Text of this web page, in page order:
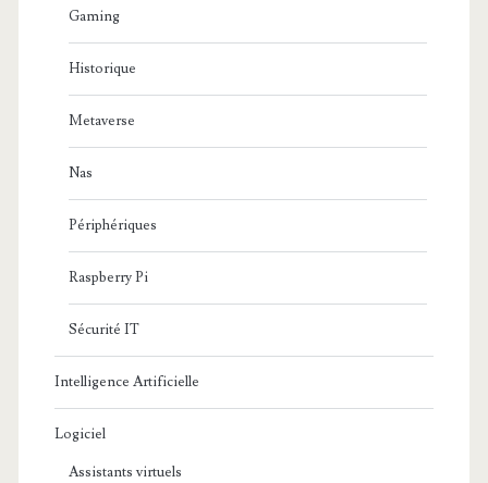
Gaming
Historique
Metaverse
Nas
Périphériques
Raspberry Pi
Sécurité IT
Intelligence Artificielle
Logiciel
Assistants virtuels